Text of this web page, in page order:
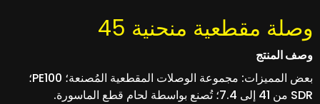
وصلة مقطعية منحنية 45
وصف المنتج
بعض المميزات: مجموعة الوصلات المقطعية المُصنعة؛ PE100؛
SDR من 41 إلى 7.4؛ تُصنع بواسطة لحام قطع الماسورة.